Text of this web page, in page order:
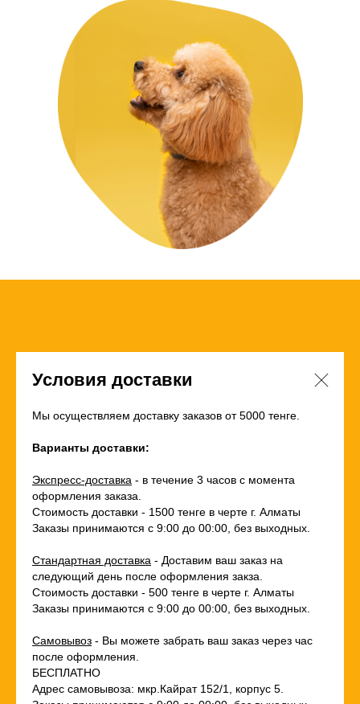
Условия доставки
Мы осуществляем доставку заказов от 5000 тенге.
Варианты доставки:
Экспресс-доставка - в течение 3 часов с момента
оформления заказа.
Стоимость доставки - 1500 тенге в черте г. Алматы
Заказы принимаются с 9:00 до 00:00, без выходных.
Стандартная доставка - Доставим ваш заказ на
следующий день после оформления закза.
Стоимость доставки - 500 тенге в черте г. Алматы
Заказы принимаются с 9:00 до 00:00, без выходных.
Самовывоз - Вы можете забрать ваш заказ через час
после оформления.
БЕСПЛАТНО
Адрес самовывоза: мкр.Кайрат 152/1, корпус 5.